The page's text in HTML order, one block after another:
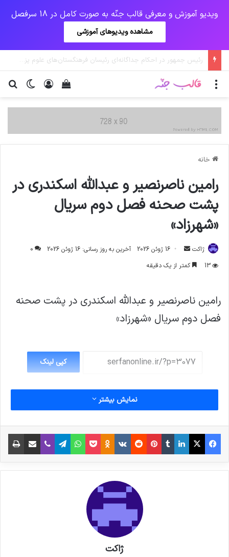
ویدیو آموزش و معرفی قالب جنّه به صورت کامل در 18 سرفصل
مشاهده ویدیوهای آموزشی
حمله راکتی جدید به پایگاه عین‌الاسد در عراق
تغییر ورود
دیدن سبد خرید منو
خانه
رامین ناصرنصیر و عبدالله اسکندری در
پشت صحنه فصل دوم سریال
«شهرزاد»
ژاکت
ارسال
ایمیل
16 ژوئن 2026 آخرین به روز رسانی: 16 ژوئن 2026
0
13
کمتر از یک دقیقه
رامین ناصرنصیر و عبدالله اسکندری در پشت صحنه
فصل دوم سریال «شهرزاد»
کپی لینک
نمایش بیشتر
فیس بوک X لینکدین
‫تامبلر‫پین‌ترست
‫رددیت‫VKontakte
‫Odnoklassniki
پاکتواتس آپ تلگراموایبر اشتراک گذاری از طریق ایمیل
ژاکت